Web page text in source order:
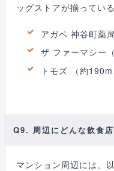
ッグストアが揃ってい
アガペ 神谷町薬
ザ ファーマシー
トモズ （約190m
Q9. 周辺にどんな飲食
マンション周辺には、